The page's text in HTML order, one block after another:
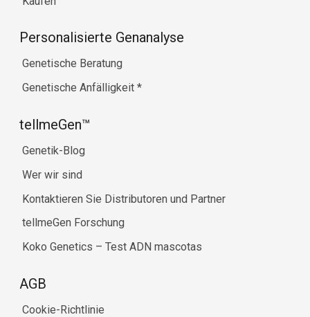
Personalisierte Genanalyse
Genetische Beratung
Genetische Anfälligkeit *
tellmeGen™
Genetik-Blog
Wer wir sind
Kontaktieren Sie Distributoren und Partner
tellmeGen Forschung
Koko Genetics – Test ADN mascotas
AGB
Cookie-Richtlinie